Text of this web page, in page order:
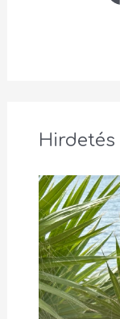
Hirdetés